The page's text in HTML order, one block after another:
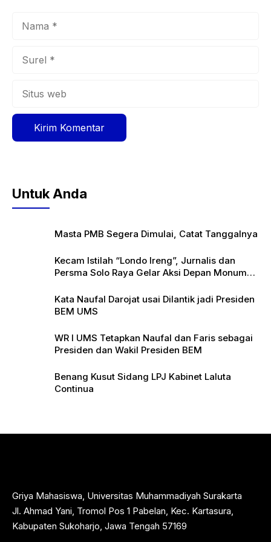
Untuk Anda
Masta PMB Segera Dimulai, Catat Tanggalnya
Kecam Istilah “Londo Ireng”, Jurnalis dan
Persma Solo Raya Gelar Aksi Depan Monumen
Kata Naufal Darojat usai Dilantik jadi Presiden
BEM UMS
WR I UMS Tetapkan Naufal dan Faris sebagai
Presiden dan Wakil Presiden BEM
Benang Kusut Sidang LPJ Kabinet Laluta
Continua
Griya Mahasiswa, Universitas Muhammadiyah Surakarta
Jl. Ahmad Yani, Tromol Pos 1 Pabelan, Kec. Kartasura,
Kabupaten Sukoharjo, Jawa Tengah 57169